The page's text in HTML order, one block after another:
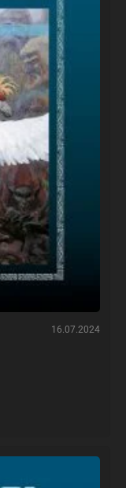
16.07.2024